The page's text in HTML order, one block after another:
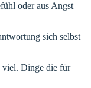
oder aus Angst
sich selbst
viel. Dinge die für